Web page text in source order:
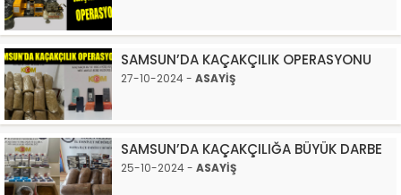
SAMSUN’DA KAÇAKÇILIK OPERASYONU
27-10-2024 - ASAYİŞ
SAMSUN’DA KAÇAKÇILIĞA BÜYÜK DARBE
25-10-2024 - ASAYİŞ